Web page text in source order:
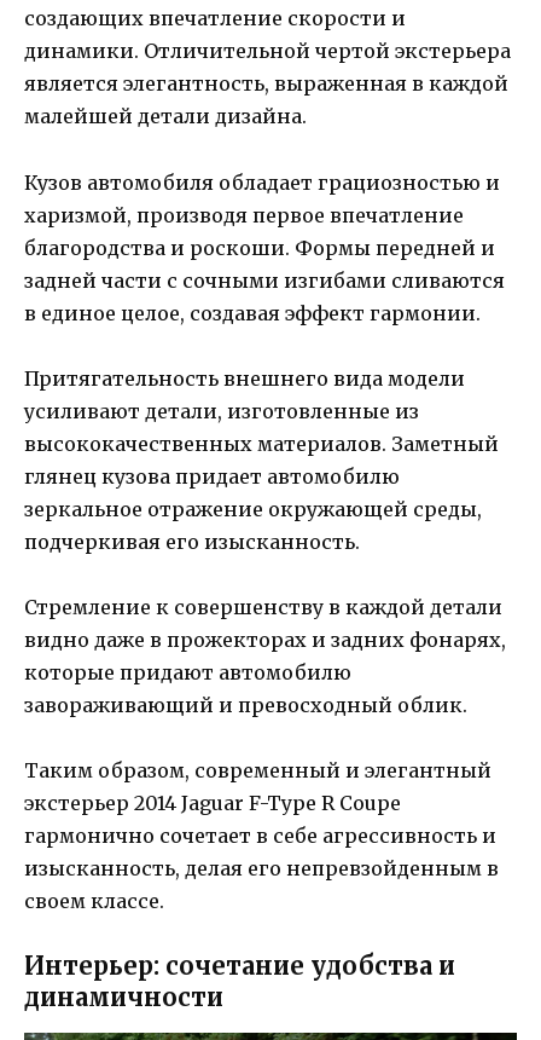
создающих впечатление скорости и
динамики. Отличительной чертой экстерьера
является элегантность, выраженная в каждой
малейшей детали дизайна.
Кузов автомобиля обладает грациозностью и
харизмой, производя первое впечатление
благородства и роскоши. Формы передней и
задней части с сочными изгибами сливаются
в единое целое, создавая эффект гармонии.
Притягательность внешнего вида модели
усиливают детали, изготовленные из
высококачественных материалов. Заметный
глянец кузова придает автомобилю
зеркальное отражение окружающей среды,
подчеркивая его изысканность.
Стремление к совершенству в каждой детали
видно даже в прожекторах и задних фонарях,
которые придают автомобилю
завораживающий и превосходный облик.
Таким образом, современный и элегантный
экстерьер 2014 Jaguar F-Type R Coupe
гармонично сочетает в себе агрессивность и
изысканность, делая его непревзойденным в
своем классе.
Интерьер: сочетание удобства и
динамичности